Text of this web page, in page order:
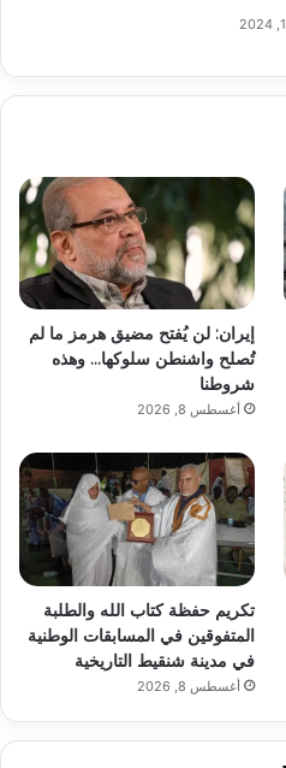
إيران: لن يُفتح مضيق هرمز ما لم
تُصلح واشنطن سلوكها… وهذه
شروطنا
أغسطس 8, 2026
تكريم حفظة كتاب الله والطلبة
المتفوقين في المسابقات الوطنية
في مدينة شنقيط التاريخية
أغسطس 8, 2026